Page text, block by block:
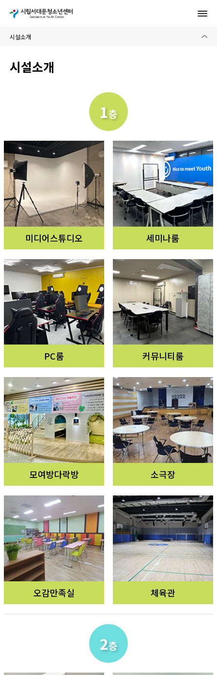
시설소개
1층
미디어스튜디오 세미나룸
PC룸 커뮤니티룸
모여방다락방 소극장
오감만족실 체육관
2층